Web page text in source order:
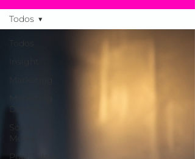
Todos
Insight
Marketing
Social
Media
Publicidade
Todos